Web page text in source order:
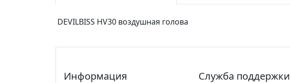
DEVILBISS HV30 воздушная голова
Информация Служба поддержки